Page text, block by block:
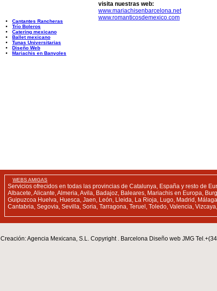
visita nuestras web:
www.mariachisenbarcelona.net
www.romanticosdemexico.com
Cantantes Rancheras
Trío Boleros
Catering mexicano
Ballet mexicano
Tunas Universitarias
Diseño Web
Mariachis en Banyoles
WEBS AMIGAS
Servicios ofrecidos en todas las provincias de Catalunya, España y resto de
Albacete, Alicante, Almeria, Avila, Badajoz, Baleares, Mariachis en Europa,
Guipuzcoa Huelva, Huesca, Jaen, León, Lleida, La Rioja, Lugo, Madrid,
Cantabria, Segovia, Sevilla, Soria, Tarragona, Teruel, Toledo, Valencia,
Creación: Agencia Mexicana, S.L. Copyright . Barcelona Diseño web JMG